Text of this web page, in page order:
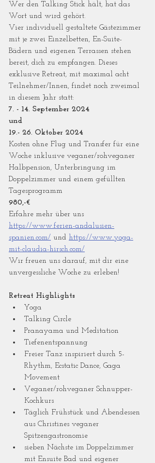
Wer den Talking Stick hält, hat das
Wort und wird gehört.
Vier individuell gestaltete Gästezimmer
mit je zwei Einzelbetten, En-Suite-
Bädern und eigenen Terrassen stehen
bereit, dich zu empfangen. Dieses
exklusive Retreat, mit maximal acht
Teilnehmer/Innen, findet noch zweimal
in diesem Jahr statt:
7. - 14. September 2024
und
19.- 26. Oktober 2024
Kosten ohne Flug und Transfer für eine
Woche inklusive veganer/rohveganer
Halbpension, Unterbringung im
Doppelzimmer und einem gefüllten
Tagesprogramm
980,-€
Erfahre mehr über uns
https://www.ferien-andalusien-
spanien.com/ und https://www.yoga-
mit-claudia-hirsch.com/
Wir freuen uns darauf, mit dir eine
unvergessliche Woche zu erleben!
Retreat Highlights
Yoga
Talking Circle
Pranayama und Meditation
Tiefenentspannung
Freier Tanz inspiriert durch 5-
Rhythm, Ecstatic Dance, Gaga
Movement
Veganer/rohveganer Schnupper-
Kochkurs
Täglich Frühstück und Abendessen
aus Christines veganer
Spitzengastronomie
sieben Nächste im Doppelzimmer
mit Ensuite Bad und eigener